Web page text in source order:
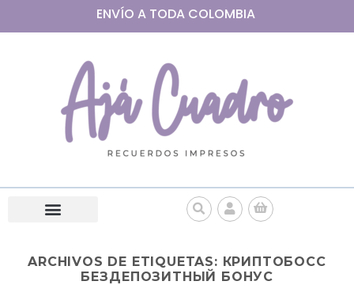
ENVÍO A TODA COLOMBIA
ARCHIVOS DE ETIQUETAS: КРИПТОБОСС
БЕЗДЕПОЗИТНЫЙ БОНУС